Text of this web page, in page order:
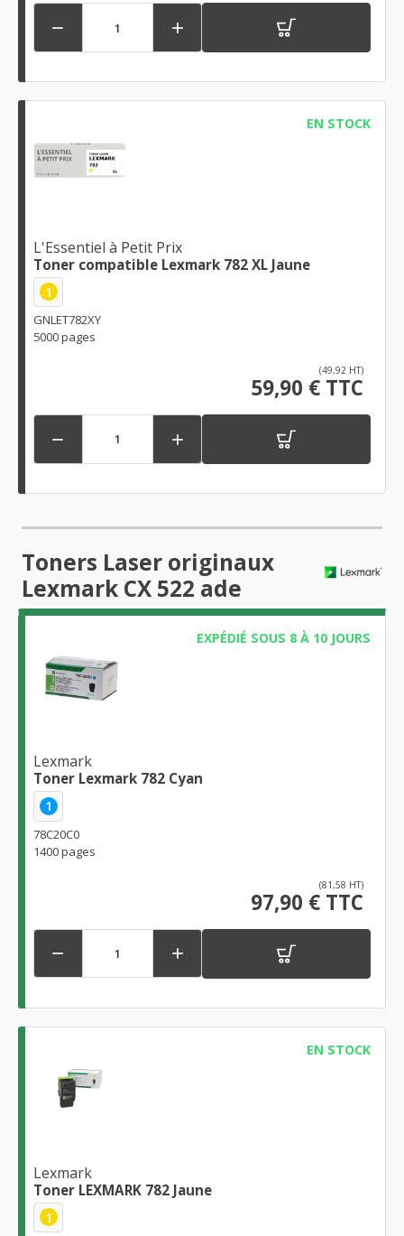
 
EN STOCK
L'Essentiel à Petit Prix
Toner compatible Lexmark 782 XL Jaune
1
GNLET782XY
5000 pages
(49,92 HT)
59,90 € TTC
 
Toners Laser originaux
Lexmark CX 522 ade
EXPÉDIÉ SOUS 8 À 10 JOURS
Lexmark
Toner Lexmark 782 Cyan
1
78C20C0
1400 pages
(81,58 HT)
97,90 € TTC
 
EN STOCK
Lexmark
Toner LEXMARK 782 Jaune
1